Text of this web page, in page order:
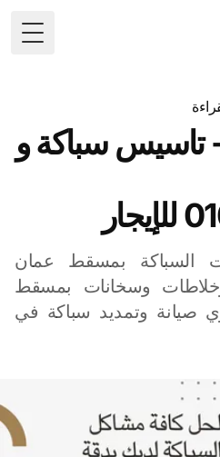
سباكة و
السباكة بمسقط عمان
وسخانات بمسقط
صيانة وتمديد سباكة في